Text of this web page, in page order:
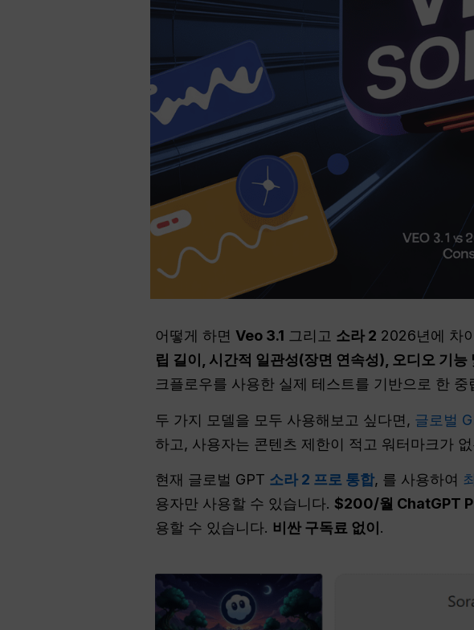
어떻게 하면 Veo 3.1 그리고 소라 2 2026년에 차
립 길이, 시간적 일관성(장면 연속성), 오디오 기능
크플로우를 사용한 실제 테스트를 기반으로 한
두 가지 모델을 모두 사용해보고 싶다면, 글로벌
하고, 사용자는 콘텐츠 제한이 적고 워터마크가
현재 글로벌 GPT 소라 2 프로 통합, 를 사용하여
용자만 사용할 수 있습니다. $200/월 ChatGPT
용할 수 있습니다. 비싼 구독료 없이 .